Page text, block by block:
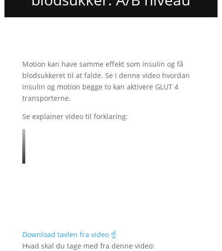
Motion kan have samme effekt som insulin og få
blodsukkeret til at falde. Se i denne video hvordan
insulin og motion begge to kan aktivere GLUT 4
transporterne.
Se explainer video til forklaring:
Download tavlen fra video ☝️
Hvad skal du tage med fra denne video: